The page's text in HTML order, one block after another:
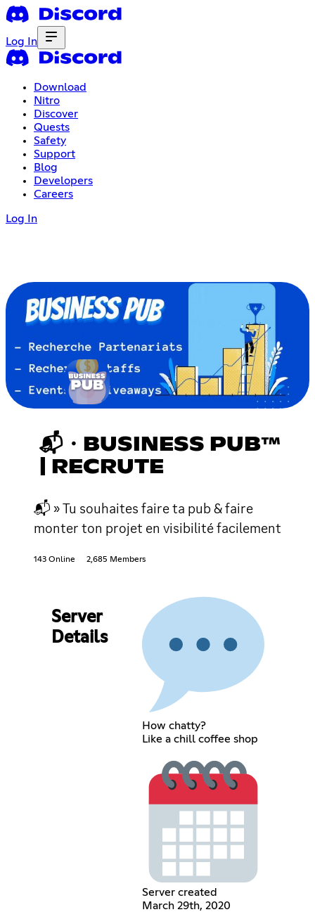
Log In
Download
Nitro
Discover
Quests
Safety
Support
Blog
Developers
Careers
Log In
📬・BUSINESS PUB™
| RECRUTE
📬 » Tu souhaites faire ta pub & faire
monter ton projet en visibilité facilement
143 Online 2,685 Members
Server
Details
How chatty?
Like a chill coffee shop
Server created
March 29th, 2020